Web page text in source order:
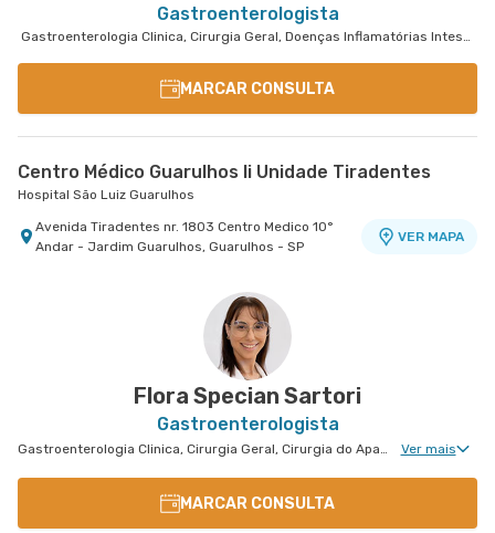
Gastroenterologista
Gastroenterologia Clinica, Cirurgia Geral, Doenças Inflamatórias Intestinais
MARCAR CONSULTA
Centro Médico Guarulhos Ii Unidade Tiradentes
Hospital São Luiz Guarulhos
Avenida Tiradentes nr. 1803 Centro Medico 10°
Andar - Jardim Guarulhos, Guarulhos - SP
VER MAPA
Flora Specian Sartori
Gastroenterologista
Gastroenterologia Clinica, Cirurgia Geral, Cirurgia do Aparelho Digestivo, Cirurgia Robótica do Aparelho Digestivo Ver mais
MARCAR CONSULTA